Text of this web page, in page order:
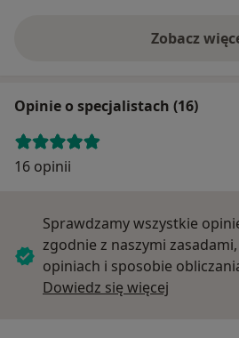
Zobacz
Opinie o specjalistach (16)
16 opinii
Sprawdzamy wszystkie
zgodnie z naszymi
opiniach i sposobie
Dowiedz się więcej